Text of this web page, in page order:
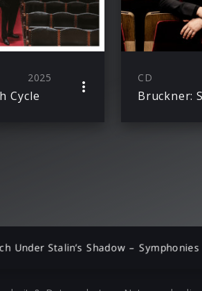
2025
Cycle
CD
Under Stalin’s Shadow –